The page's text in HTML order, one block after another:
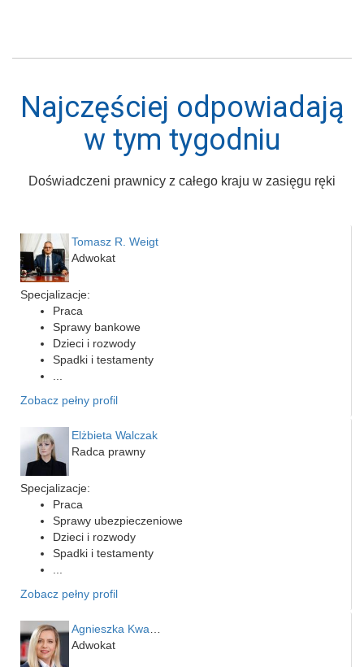
Najczęściej odpowiadają
w tym tygodniu
Doświadczeni prawnicy z całego kraju w zasięgu ręki
Tomasz R. Weigt
Adwokat
Specjalizacje:
Praca
Sprawy bankowe
Dzieci i rozwody
Spadki i testamenty
Zobacz pełny profil
Elżbieta Walczak
Radca prawny
Specjalizacje:
Praca
Sprawy ubezpieczeniowe
Dzieci i rozwody
Spadki i testamenty
Zobacz pełny profil
Adwokat